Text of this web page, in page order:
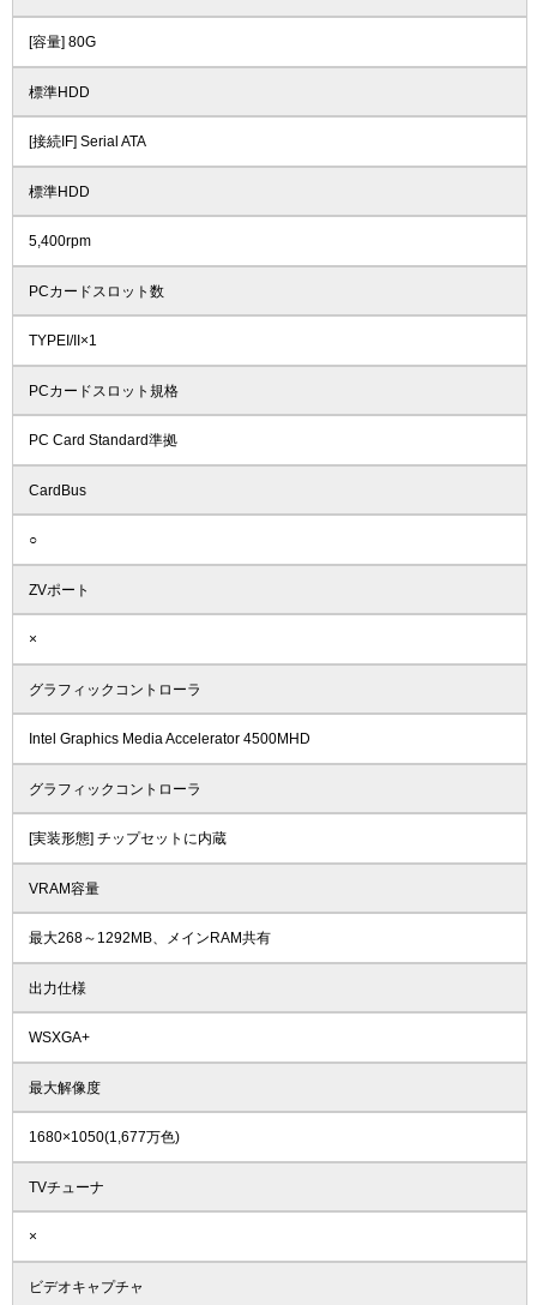
[容量] 80G
標準HDD
[接続IF] Serial ATA
標準HDD
5,400rpm
PCカードスロット数
TYPEI/II×1
PCカードスロット規格
PC Card Standard準拠
CardBus
○
ZVポート
×
グラフィックコントローラ
Intel Graphics Media Accelerator 4500MHD
グラフィックコントローラ
[実装形態] チップセットに内蔵
VRAM容量
最大268～1292MB、メインRAM共有
出力仕様
WSXGA+
最大解像度
1680×1050(1,677万色)
TVチューナ
×
ビデオキャプチャ